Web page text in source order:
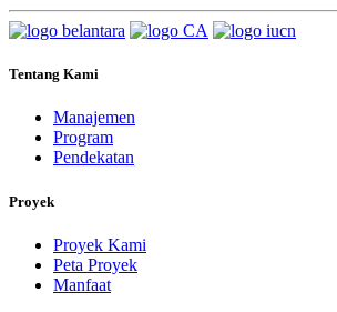
Tentang Kami
Manajemen
Program
Pendekatan
Proyek
Proyek Kami
Peta Proyek
Manfaat